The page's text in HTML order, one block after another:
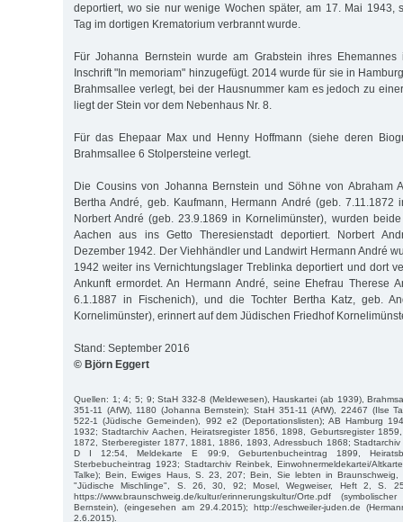
deportiert, wo sie nur wenige Wochen später, am 17. Mai 1943,
Tag im dortigen Krematorium verbrannt wurde.
Für Johanna Bernstein wurde am Grabstein ihres
Inschrift "In memoriam" hinzugefügt. 2014 wurde für sie in
Brahmsallee verlegt, bei der Hausnummer kam es jedoch zu
liegt der Stein vor dem Nebenhaus Nr. 8.
Für das Ehepaar Max und Henny Hoffmann (siehe deren
Brahmsallee 6 Stolpersteine verlegt.
Die Cousins von Johanna Bernstein und Söhne von Abraham
Bertha André, geb. Kaufmann, Hermann André (geb. 7.11.1872
Norbert André (geb. 23.9.1869 in Kornelimünster), wurden
Aachen aus ins Getto Theresienstadt deportiert. Norbert
Dezember 1942. Der Viehhändler und Landwirt Hermann André
1942 weiter ins Vernichtungslager Treblinka deportiert und dort
Ankunft ermordet. An Hermann André, seine Ehefrau Therese
6.1.1887 in Fischenich), und die Tochter Bertha Katz, geb.
Kornelimünster), erinnert auf dem Jüdi­schen Friedhof
Stand: September 2016
© Björn Eggert
Quellen: 1; 4; 5; 9; StaH 332-8 (Meldewesen), Hauskartei (ab 1939),
351-11 (AfW), 1180 (Johanna Bernstein); StaH 351-11 (AfW), 22467 (Ilse
522-1 (Jüdische Gemeinden), 992 e2 (Deportationslisten); AB Hamburg
1932; Stadtarchiv Aachen, Heiratsregister 1856, 1898, Geburtsregister
1872, Sterberegister 1877, 1881, 1886, 1893, Adressbuch 1868; Stadtarchiv
D I 12:54, Meldekarte E 99:9, Geburtenbucheintrag 1899,
Sterbebucheintrag 1923; Stadtarchiv Reinbek, Einwohnermeldekartei/
Talke); Bein, Ewiges Haus, S. 23, 207; Bein, Sie lebten in
"Jüdische Mischlinge", S. 26, 30, 92; Mosel, Wegweiser, Heft 2, S.
https://www.braunschweig.de/kultur/erinnerungskultur/Orte.pdf
Bernstein), (eingesehen am 29.4.2015); http://eschweiler-juden.de
2.6.2015).